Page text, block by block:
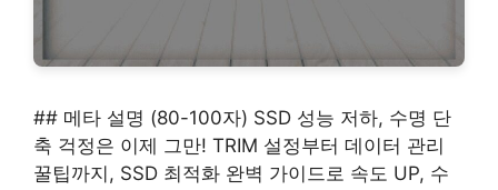
## 메타 설명 (80-100자) SSD 성능 저하, 수명 단
축 걱정은 이제 그만! TRIM 설정부터 데이터 관리
꿀팁까지, SSD 최적화 완벽 가이드로 속도 UP, 수